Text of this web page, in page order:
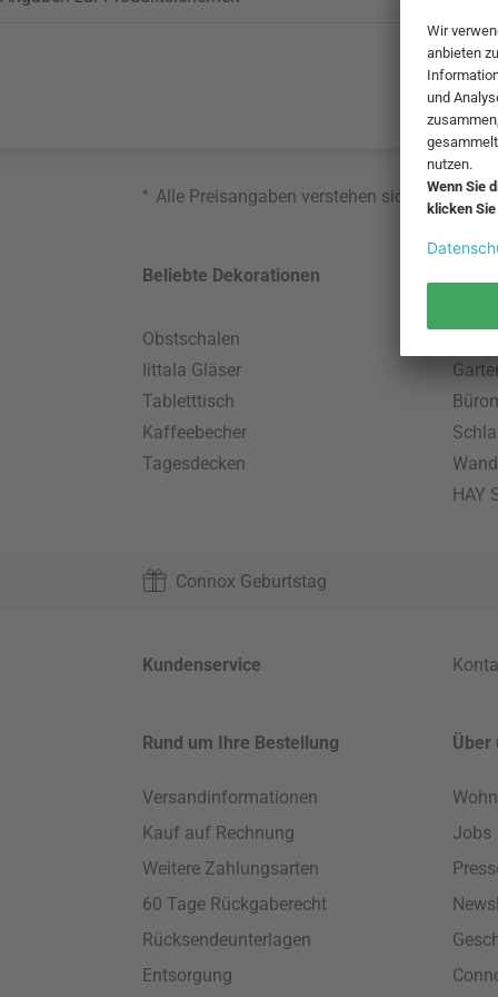
* Alle Preisangaben verstehen sich
Beliebte Dekorationen
Obstschalen
Iittala Gläser
Tabletttisch
Kaffeebecher
Tagesdecken
HAY
Connox Geburtstag
Kundenservice
Rund um Ihre Bestellung
Versandinformationen
Kauf auf Rechnung
Weitere Zahlungsarten
60 Tage Rückgaberecht
Rücksendeunterlagen
Entsorgung
Über
Jobs